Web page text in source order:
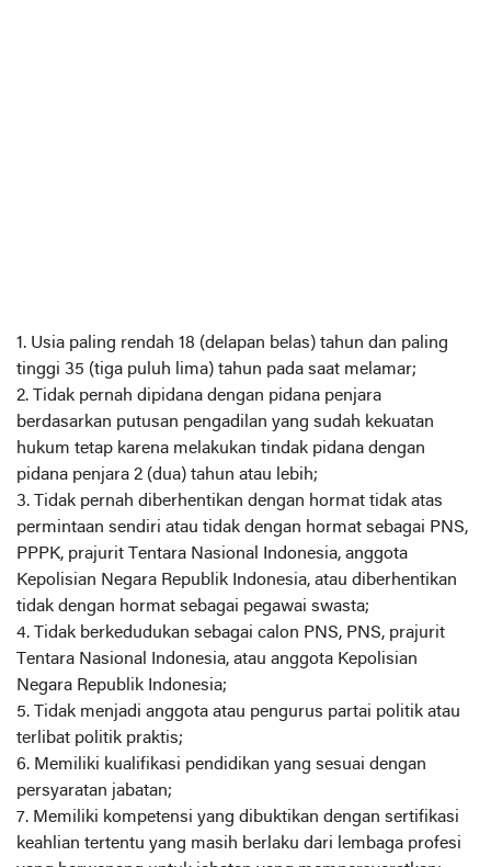
1. Usia paling rendah 18 (delapan belas) tahun dan paling
tinggi 35 (tiga puluh lima) tahun pada saat melamar;
2. Tidak pernah dipidana dengan pidana penjara
berdasarkan putusan pengadilan yang sudah kekuatan
hukum tetap karena melakukan tindak pidana dengan
pidana penjara 2 (dua) tahun atau lebih;
3. Tidak pernah diberhentikan dengan hormat tidak atas
permintaan sendiri atau tidak dengan hormat sebagai PNS,
PPPK, prajurit Tentara Nasional Indonesia, anggota
Kepolisian Negara Republik Indonesia, atau diberhentikan
tidak dengan hormat sebagai pegawai swasta;
4. Tidak berkedudukan sebagai calon PNS, PNS, prajurit
Tentara Nasional Indonesia, atau anggota Kepolisian
Negara Republik Indonesia;
5. Tidak menjadi anggota atau pengurus partai politik atau
terlibat politik praktis;
6. Memiliki kualifikasi pendidikan yang sesuai dengan
persyaratan jabatan;
7. Memiliki kompetensi yang dibuktikan dengan sertifikasi
keahlian tertentu yang masih berlaku dari lembaga profesi